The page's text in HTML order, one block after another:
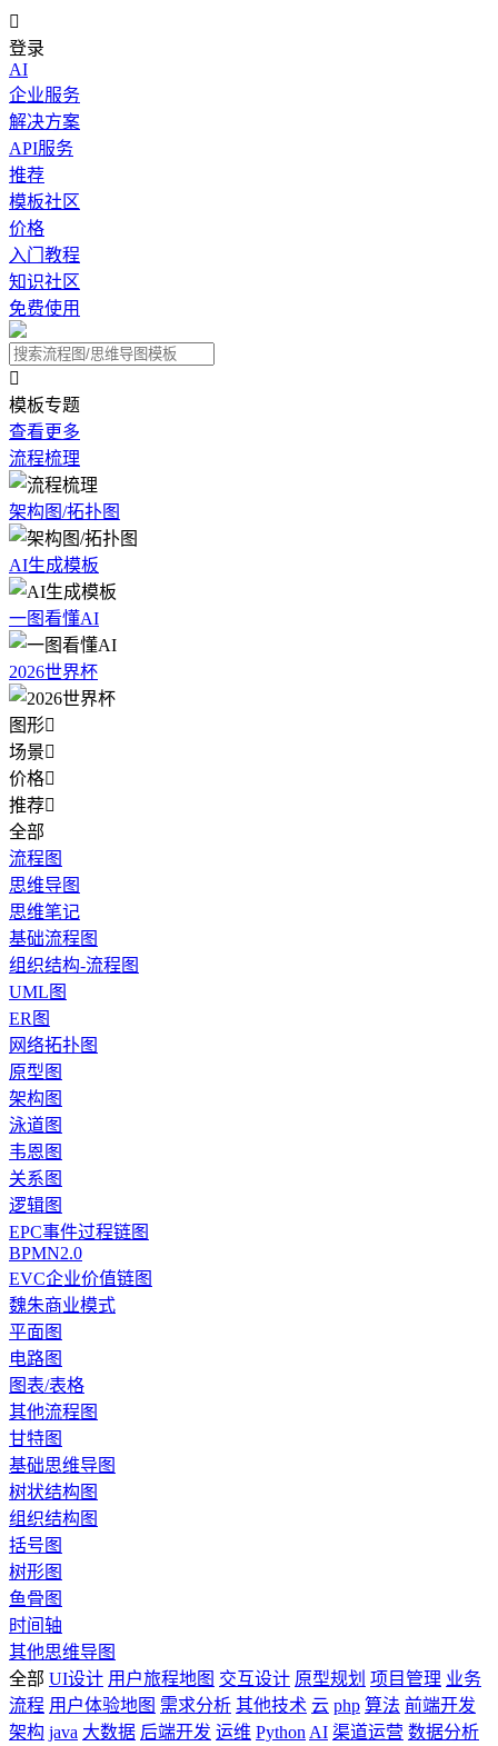

登录
AI
企业服务
解决方案
API服务
推荐
模板社区
价格
入门教程
知识社区
免费使用

模板专题
查看更多
流程梳理
架构图/拓扑图
AI生成模板
一图看懂AI
2026世界杯
图形
场景
价格
推荐
全部
流程图
思维导图
思维笔记
基础流程图
组织结构-流程图
UML图
ER图
网络拓扑图
原型图
架构图
泳道图
韦恩图
关系图
逻辑图
EPC事件过程链图
BPMN2.0
EVC企业价值链图
魏朱商业模式
平面图
电路图
图表/表格
其他流程图
甘特图
基础思维导图
树状结构图
组织结构图
括号图
树形图
鱼骨图
时间轴
其他思维导图
全部 UI设计 用户旅程地图 交互设计 原型规划 项目管理 业务
流程 用户体验地图 需求分析 其他技术 云 php 算法 前端开发
架构 java 大数据 后端开发 运维 Python AI 渠道运营 数据分析